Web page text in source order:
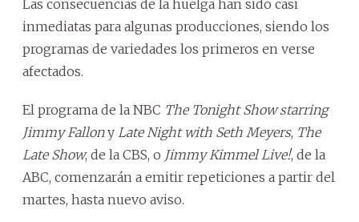
Las consecuencias de la huelga han sido casi
inmediatas para algunas producciones, siendo los
programas de variedades los primeros en verse
afectados.
El programa de la NBC The Tonight Show starring
Jimmy Fallony Late Night with Seth Meyers, The
Late Show, de la CBS, o Jimmy Kimmel Live!, de la
ABC, comenzarán a emitir repeticiones a partir del
martes, hasta nuevo aviso.